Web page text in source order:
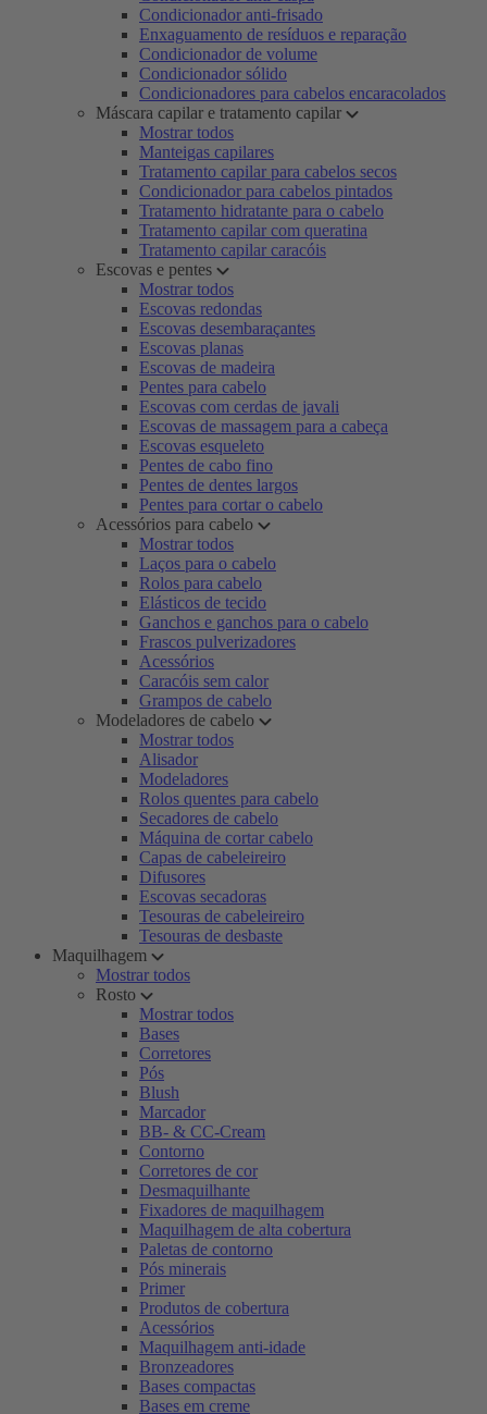
Condicionador anti-frisado
Enxaguamento de resíduos e reparação
Condicionador de volume
Condicionador sólido
Condicionadores para cabelos encaracolados
Máscara capilar e tratamento capilar
Mostrar todos
Manteigas capilares
Tratamento capilar para cabelos secos
Condicionador para cabelos pintados
Tratamento hidratante para o cabelo
Tratamento capilar com queratina
Tratamento capilar caracóis
Escovas e pentes
Mostrar todos
Escovas redondas
Escovas desembaraçantes
Escovas planas
Escovas de madeira
Pentes para cabelo
Escovas com cerdas de javali
Escovas de massagem para a cabeça
Escovas esqueleto
Pentes de cabo fino
Pentes de dentes largos
Pentes para cortar o cabelo
Acessórios para cabelo
Mostrar todos
Laços para o cabelo
Rolos para cabelo
Elásticos de tecido
Ganchos e ganchos para o cabelo
Frascos pulverizadores
Acessórios
Caracóis sem calor
Grampos de cabelo
Modeladores de cabelo
Mostrar todos
Alisador
Modeladores
Rolos quentes para cabelo
Secadores de cabelo
Máquina de cortar cabelo
Capas de cabeleireiro
Difusores
Escovas secadoras
Tesouras de cabeleireiro
Tesouras de desbaste
Maquilhagem
Mostrar todos
Rosto
Mostrar todos
Bases
Corretores
Pós
Blush
Marcador
BB- & CC-Cream
Contorno
Corretores de cor
Desmaquilhante
Fixadores de maquilhagem
Maquilhagem de alta cobertura
Paletas de contorno
Pós minerais
Primer
Produtos de cobertura
Acessórios
Maquilhagem anti-idade
Bronzeadores
Bases compactas
Bases em creme